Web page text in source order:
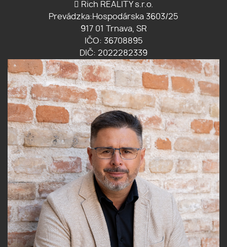
Rich REALITY s.r.o.
Prevádzka:Hospodárska 3603/25
917 01 Trnava, SR
IČO: 36708895
DIČ: 2022282339